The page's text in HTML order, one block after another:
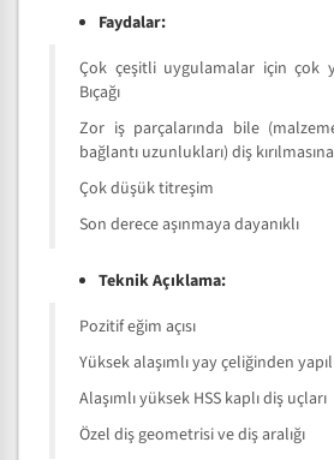
Faydalar:
Çok çeşitli uygulamalar için çok
Bıçağı
Zor iş parçalarında bile
bağlantı uzunlukları) diş
Çok düşük titreşim
Son derece aşınmaya dayanıklı
Teknik Açıklama:
Pozitif eğim açısı
Yüksek alaşımlı yay çeliğinden
Alaşımlı yüksek HSS kaplı diş uçları
Özel diş geometrisi ve diş aralığı